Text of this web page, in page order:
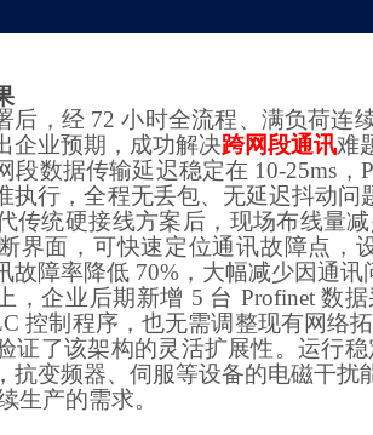
后，经 72 小时全流程、满负荷连
企业预期，成功解决跨网段通讯难
段数据传输延迟稳定在 10-25ms，
执行，全程无丢包、无延迟抖动
传统硬接线方案后，现场布线量
界面，可快速定位通讯故障点，
故障率降低 70%，大幅减少因通
，企业后期新增 5 台 Profinet 数
控制程序，也无需调整现有网络
证了该架构的灵活扩展性。运行
抗变频器、伺服等设备的电磁干
生产的需求。